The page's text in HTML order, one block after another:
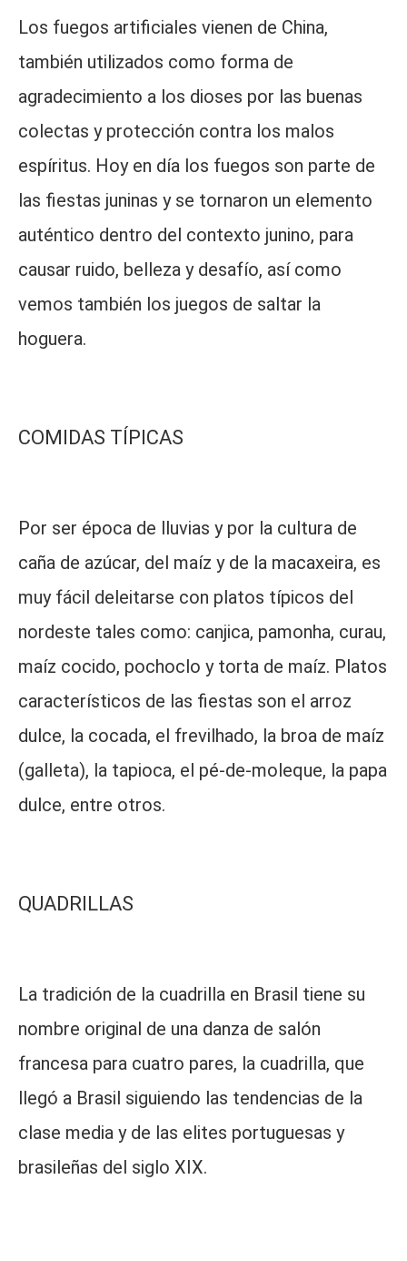
Los fuegos artificiales vienen de China,
también utilizados como forma de
agradecimiento a los dioses por las buenas
colectas y protección contra los malos
espíritus. Hoy en día los fuegos son parte de
las fiestas juninas y se tornaron un elemento
auténtico dentro del contexto junino, para
causar ruido, belleza y desafío, así como
vemos también los juegos de saltar la
hoguera.
COMIDAS TÍPICAS
Por ser época de lluvias y por la cultura de
caña de azúcar, del maíz y de la macaxeira, es
muy fácil deleitarse con platos típicos del
nordeste tales como: canjica, pamonha, curau,
maíz cocido, pochoclo y torta de maíz. Platos
característicos de las fiestas son el arroz
dulce, la cocada, el frevilhado, la broa de maíz
(galleta), la tapioca, el pé-de-moleque, la papa
dulce, entre otros.
QUADRILLAS
La tradición de la cuadrilla en Brasil tiene su
nombre original de una danza de salón
francesa para cuatro pares, la cuadrilla, que
llegó a Brasil siguiendo las tendencias de la
clase media y de las elites portuguesas y
brasileñas del siglo XIX.